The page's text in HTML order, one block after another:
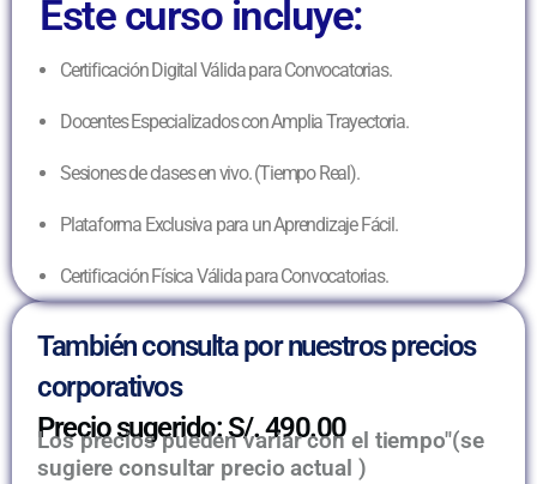
Este curso incluye:
Certificación Digital Válida para Convocatorias.
Docentes Especializados con Amplia Trayectoria.
Sesiones de clases en vivo. (Tiempo Real).
Plataforma Exclusiva para un Aprendizaje Fácil.
Certificación Física Válida para Convocatorias.
También consulta por nuestros precios
corporativos
Precio sugerido: S/. 490.00
Los precios pueden variar con el tiempo"(se
sugiere consultar precio actual )